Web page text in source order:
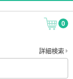
0
詳細検索